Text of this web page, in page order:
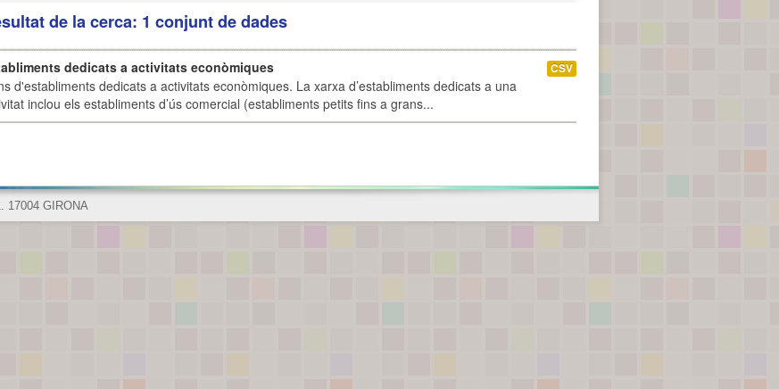
de la cerca: 1 conjunt de dades
dedicats a activitats econòmiques
d'establiments dedicats a activitats econòmiques. La xarxa d’establiments dedicats a una
inclou els establiments d’ús comercial (establiments petits fins a grans...
CSV
17004 GIRONA